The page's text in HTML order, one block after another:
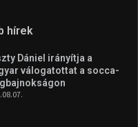
Sportime Magazinnak
sportját minél
az életed! Mindehhez